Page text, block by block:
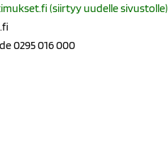
(siirtyy uudelle sivustolle)
0295 016 000